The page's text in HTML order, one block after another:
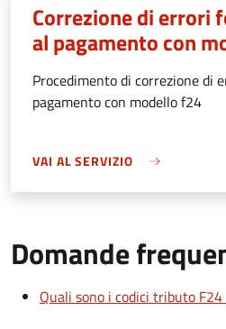
Correzione di errori
al pagamento con
Procedimento di correzione di
pagamento con modello f24
VAI AL SERVIZIO
Domande
Quali sono i codici tributo